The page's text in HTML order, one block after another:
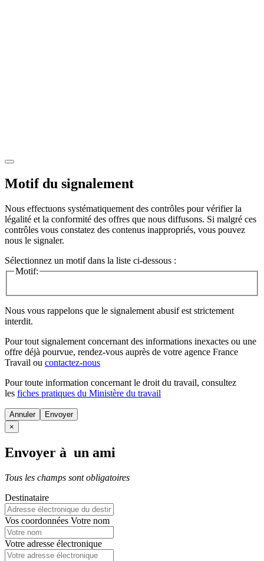
Motif du signalement
Nous effectuons systématiquement des contrôles pour vérifier la
légalité et la conformité des offres que nous diffusons. Si malgré ces
contrôles vous constatez des contenus inappropriés, vous pouvez
nous le signaler.
Sélectionnez un motif dans la liste ci-dessous :
Motif:
Nous vous rappelons que le signalement abusif est strictement
interdit.
Pour tout signalement concernant des informations inexactes ou une
offre déjà pourvue, rendez-vous auprès de votre agence France
Travail ou contactez-nous
Pour toute information concernant le droit du travail, consultez
les fiches pratiques du Ministère du travail
Annuler
×
Envoyer à un ami
Tous les champs sont obligatoires
Destinataire
Vos coordonnées Votre nom
Votre adresse électronique